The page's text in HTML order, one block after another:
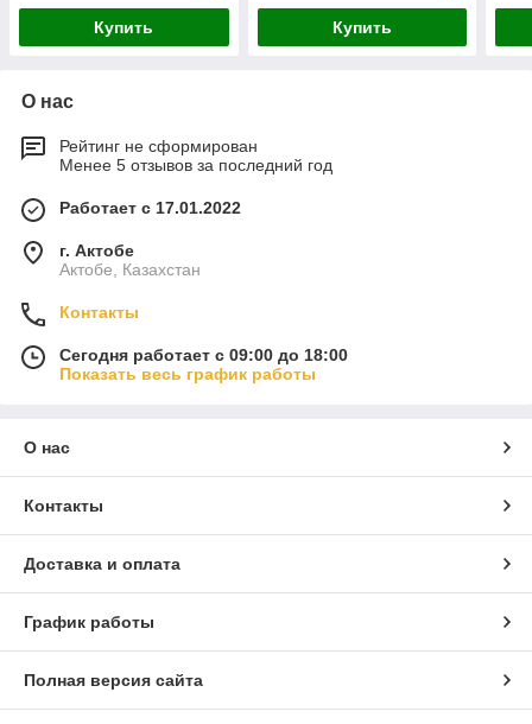
Купить Купить
О нас
Рейтинг не сформирован
Менее 5 отзывов за последний год
Работает с 17.01.2022
г. Актобе
Актобе, Казахстан
Контакты
Сегодня работает с 09:00 до 18:00
Показать весь график работы
О нас
Контакты
Доставка и оплата
График работы
Полная версия сайта